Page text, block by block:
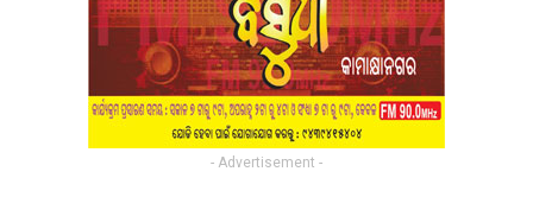
- Advertisement -